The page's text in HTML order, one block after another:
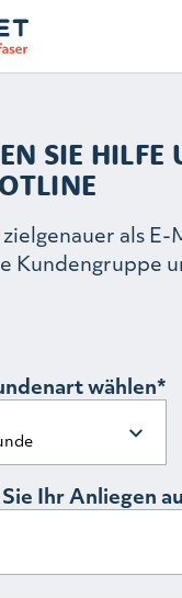
SIE HILFE
als
Kundengruppe
wählen
Ihr Anliegen